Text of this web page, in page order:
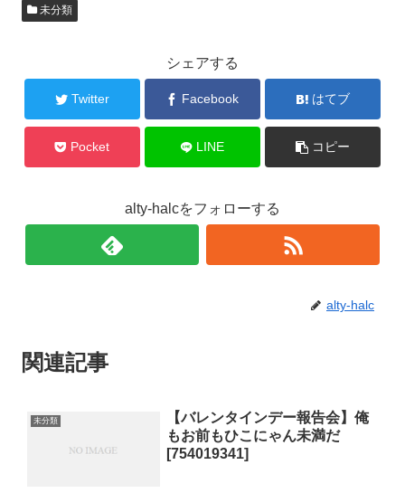
未分類
シェアする
Twitter Facebook はてブ
Pocket LINE コピー
alty-halcをフォローする
alty-halc
関連記事
未分類
【バレンタインデー報告会】俺
もお前もひこにゃん未満だ
[754019341]